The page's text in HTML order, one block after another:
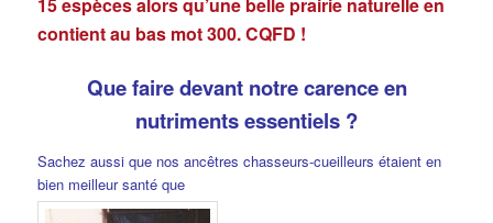
contient au bas mot 300. CQFD !
Que faire devant notre carence en
nutriments essentiels ?
Sachez aussi que nos ancêtres chasseurs-cueilleurs étaient en
bien meilleur santé que